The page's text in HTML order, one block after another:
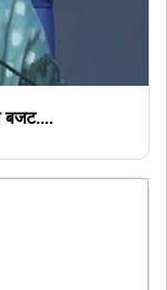
बजट....